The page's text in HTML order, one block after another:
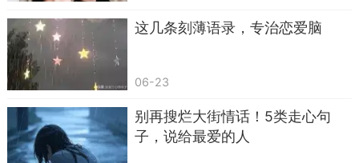
保持的良好品性，比如待人温和、做事细心，具体
的细节搭配夸赞，不会显得刻意虚假。长期给予正
向的认可，能够缓解她内心的焦虑，保持乐观平和
的心态。
第八句：平日里你总操心全家，往后有空，我
多分担家务，你好好歇一歇。
这几条刻薄语录，专治恋爱脑
06-23
别再搜烂大街情话！5类走心句
子，说给最爱的人